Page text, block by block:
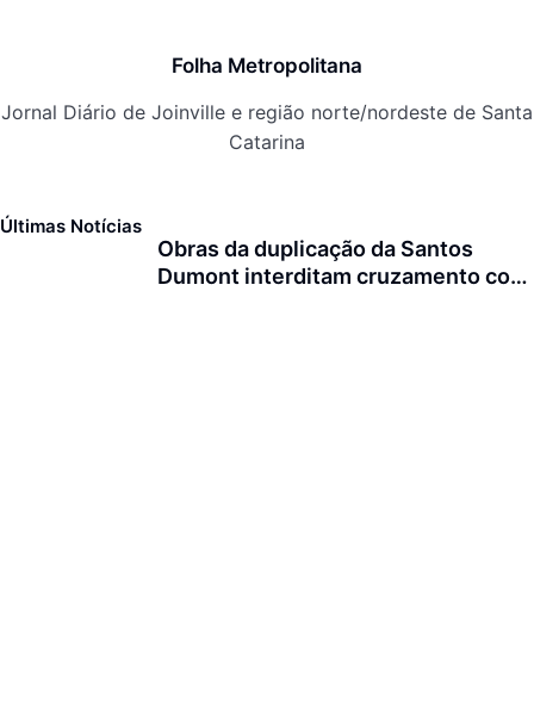
Folha Metropolitana
Jornal Diário de Joinville e região norte/nordeste de Santa
Catarina
Últimas Notícias
Obras da duplicação da Santos
Dumont interditam cruzamento com